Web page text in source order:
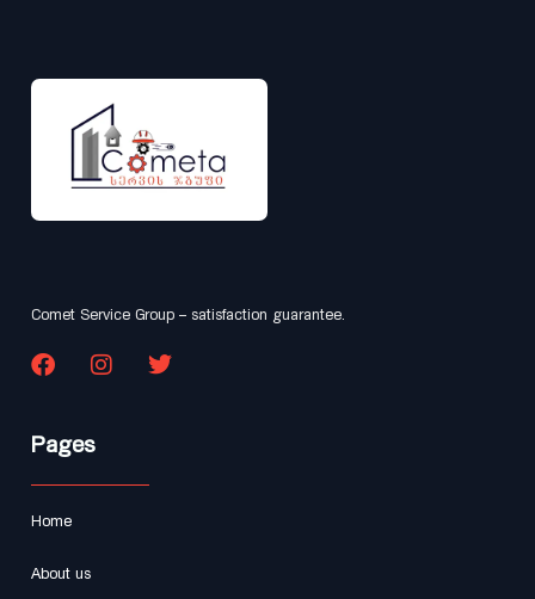
Comet Service Group – satisfaction guarantee.
Pages
Home
About us